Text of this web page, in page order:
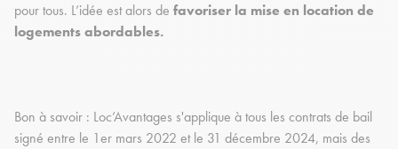
pour tous. L’idée est alors de favoriser la mise en location de
logements abordables.
Bon à savoir : Loc’Avantages s'applique à tous les contrats de bail
signé entre le 1er mars 2022 et le 31 décembre 2024, mais des